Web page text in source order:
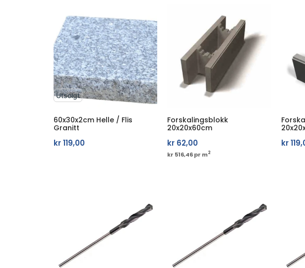
60x30x2cm Helle / Flis
Granitt
kr119,00
Utsolgt
Forskalingsblokk
20x20x60cm
kr 62,00
kr 516,46 pr m2
kr